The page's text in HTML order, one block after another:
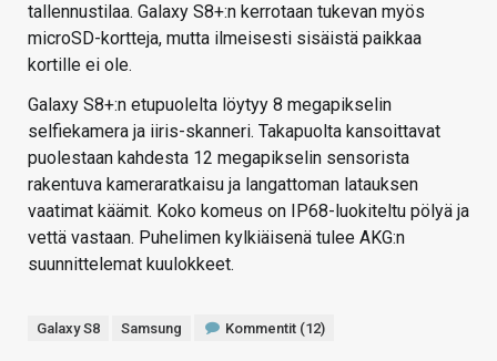
tallennustilaa. Galaxy S8+:n kerrotaan tukevan myös
microSD-kortteja, mutta ilmeisesti sisäistä paikkaa
kortille ei ole.
Galaxy S8+:n etupuolelta löytyy 8 megapikselin
selfiekamera ja iiris-skanneri. Takapuolta kansoittavat
puolestaan kahdesta 12 megapikselin sensorista
rakentuva kameraratkaisu ja langattoman latauksen
vaatimat käämit. Koko komeus on IP68-luokiteltu pölyä ja
vettä vastaan. Puhelimen kylkiäisenä tulee AKG:n
suunnittelemat kuulokkeet.
Galaxy S8 Samsung Kommentit (12)